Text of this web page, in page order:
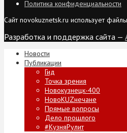
Политика конфиденциальности
Сайт novokuznetsk.ru использует
Разработка и поддержка сайта —
Новости
Публикации
Гид
Точка зрения
Новокузнецк-400
НовоKUZнечане
Прямые вопросы
Дело прошлого
#КузняРулит